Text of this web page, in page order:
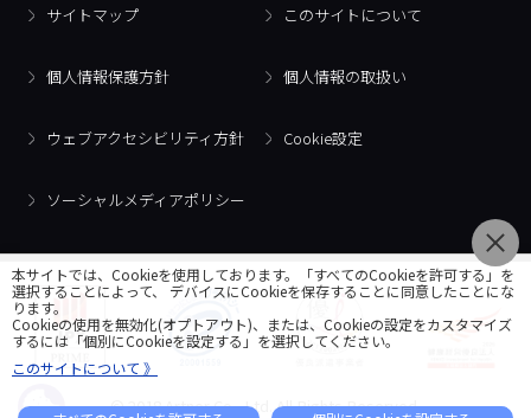
サイトマップ このサイトについて
個人情報保護方針 個人情報の取扱い
ウェブアクセシビリティ方針 Cookie設定
ソーシャルメディアポリシー
© 2018 Artner Co., Ltd. All Rights Reserved.
本サイトでは、Cookieを使用しております。「すべてのCookieを許可する」を
選択することによって、 デバイスにCookieを保存することに同意したことにな
ります。
Cookieの使用を無効化(オプトアウト)、または、Cookieの設定をカスタマイズ
するには「個別にCookieを設定する」を選択してください。
このサイトについて 》